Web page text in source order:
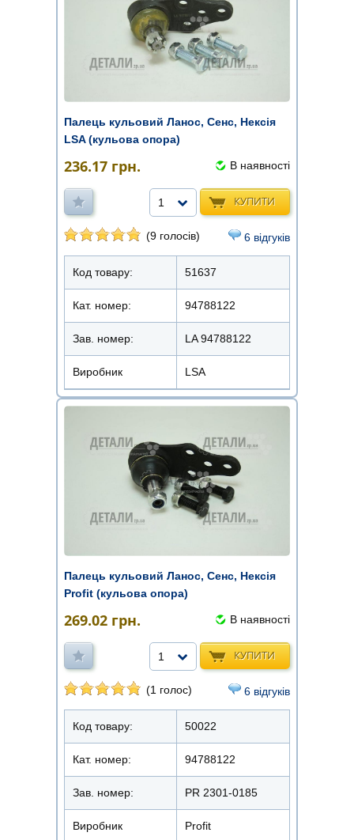
Палець кульовий Ланос, Сенс, Нексія
LSA (кульова опора)
236.17 грн. В наявності
КУПИТИ
1
(9 голосів) 6 відгуків
Код товару: 51637
Кат. номер: 94788122
Зав. номер: LA 94788122
Виробник LSA
Палець кульовий Ланос, Сенс, Нексія
Profit (кульова опора)
269.02 грн. В наявності
КУПИТИ
1
(1 голос) 6 відгуків
Код товару: 50022
Кат. номер: 94788122
Зав. номер: PR 2301-0185
Виробник Profit